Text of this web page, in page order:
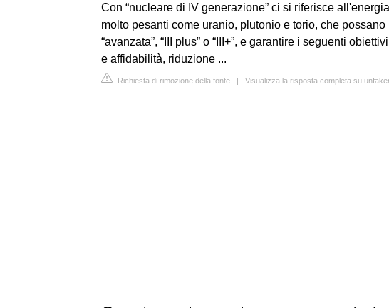
Con “nucleare di IV generazione” ci si riferisce
molto pesanti come uranio, plutonio e torio, che
“avanzata”, “III plus” o “III+”, e garantire i seguenti
e affidabilità, riduzione ...
Richiesta di rimozione della fonte | Visualizza la risposta completa su